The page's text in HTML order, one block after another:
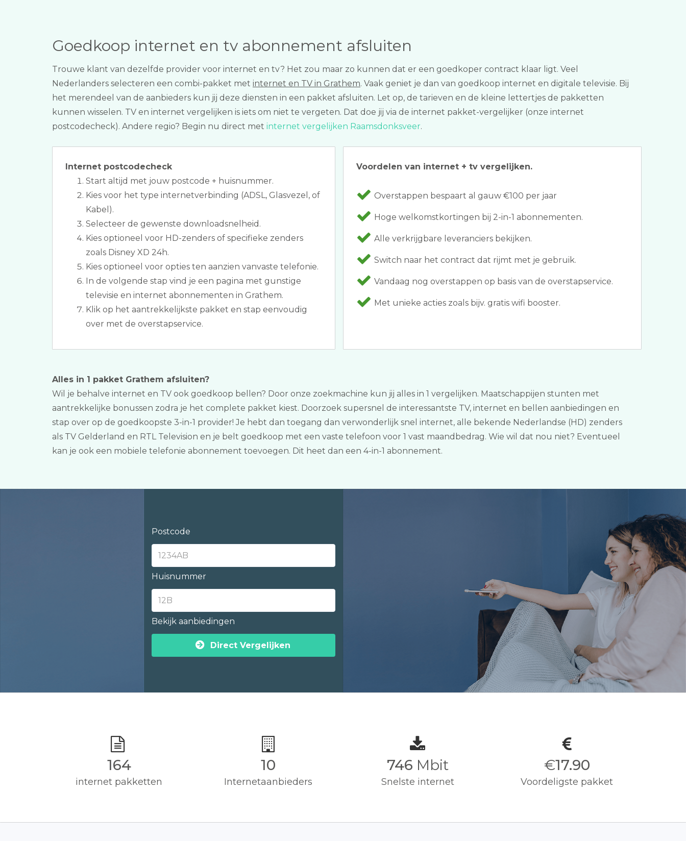
Goedkoop internet en tv abonnement afsluiten
Trouwe klant van dezelfde provider voor internet en tv? Het zou maar zo kunnen dat er een goedkoper contract klaar ligt. Veel
Nederlanders selecteren een combi-pakket met internet en TV in Grathem. Vaak geniet je dan van goedkoop internet en digitale televisie. Bij
het merendeel van de aanbieders kun jij deze diensten in een pakket afsluiten. Let op, de tarieven en de kleine lettertjes de pakketten
kunnen wisselen. TV en internet vergelijken is iets om niet te vergeten. Dat doe jij via de internet pakket-vergelijker (onze internet
postcodecheck). Andere regio? Begin nu direct met internet vergelijken Raamsdonksveer.
Internet postcodecheck
Start altijd met jouw postcode + huisnummer.
Kies voor het type internetverbinding (ADSL, Glasvezel, of
Kabel).
Selecteer de gewenste downloadsnelheid.
Kies optioneel voor HD-zenders of specifieke zenders
zoals Disney XD 24h.
Kies optioneel voor opties ten aanzien vanvaste telefonie.
In de volgende stap vind je een pagina met gunstige
televisie en internet abonnementen in Grathem.
Klik op het aantrekkelijkste pakket en stap eenvoudig
over met de overstapservice.
Voordelen van internet + tv vergelijken.
Overstappen bespaart al gauw €100 per jaar
Hoge welkomstkortingen bij 2-in-1 abonnementen.
Alle verkrijgbare leveranciers bekijken.
Switch naar het contract dat rijmt met je gebruik.
Vandaag nog overstappen op basis van de overstapservice.
Met unieke acties zoals bijv. gratis wifi booster.
Alles in 1 pakket Grathem afsluiten?
Wil je behalve internet en TV ook goedkoop bellen? Door onze zoekmachine kun jij alles in 1 vergelijken. Maatschappijen stunten met
aantrekkelijke bonussen zodra je het complete pakket kiest. Doorzoek supersnel de interessantste TV, internet en bellen aanbiedingen en
stap over op de goedkoopste 3-in-1 provider! Je hebt dan toegang dan verwonderlijk snel internet, alle bekende Nederlandse (HD) zenders
als TV Gelderland en RTL Television en je belt goedkoop met een vaste telefoon voor 1 vast maandbedrag. Wie wil dat nou niet? Eventueel
kan je ook een mobiele telefonie abonnement toevoegen. Dit heet dan een 4-in-1 abonnement.
Postcode
Huisnummer
Bekijk aanbiedingen
Direct Vergelijken
165
internet pakketten
10
Internetaanbieders
750 Mbit
Snelste internet
€18.00
Voordeligste pakket